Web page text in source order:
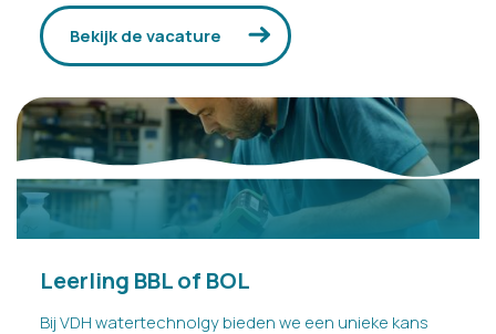
Bekijk de vacature
Leerling BBL of BOL
Bij VDH watertechnolgy bieden we een unieke kans